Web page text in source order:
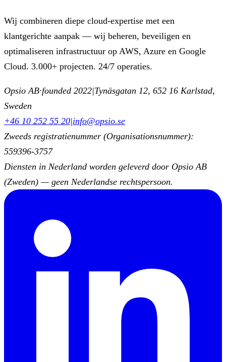
Wij combineren diepe cloud-expertise met een
klantgerichte aanpak — wij beheren, beveiligen en
optimaliseren infrastructuur op AWS, Azure en Google
Cloud. 3.000+ projecten. 24/7 operaties.
Opsio AB·founded 2022|Tynäsgatan 12, 652 16 Karlstad,
Sweden
+46 10 252 55 20|info@opsio.se
Zweeds registratienummer (Organisationsnummer):
559396-3757
Diensten in Nederland worden geleverd door Opsio AB
(Zweden) — geen Nederlandse rechtspersoon.